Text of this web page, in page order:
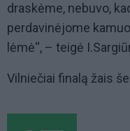
draskėme, nebuvo,
perdavinėjome
lėmė“, – teigė
Vilniečiai finalą žais